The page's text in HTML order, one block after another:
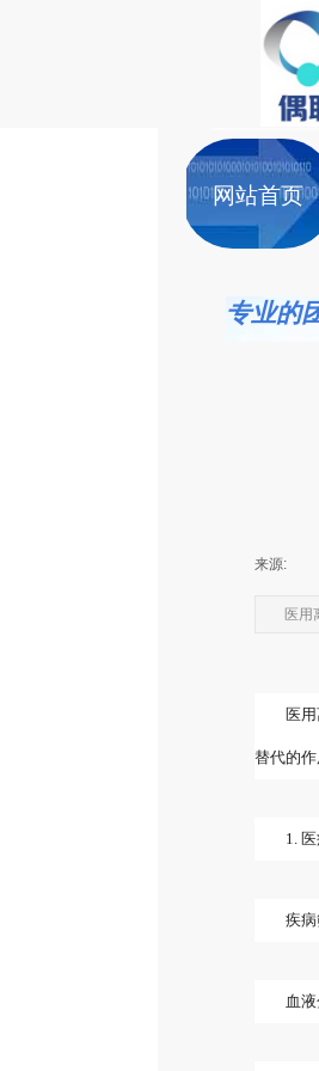
网站首页
专业的
来源:
医用
医
替代的
1.
疾病
血